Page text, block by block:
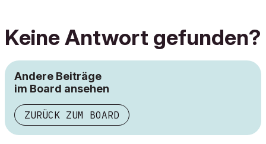
Keine Antwort gefunden?
Andere Beiträge
im Board ansehen
ZURÜCK ZUM BOARD